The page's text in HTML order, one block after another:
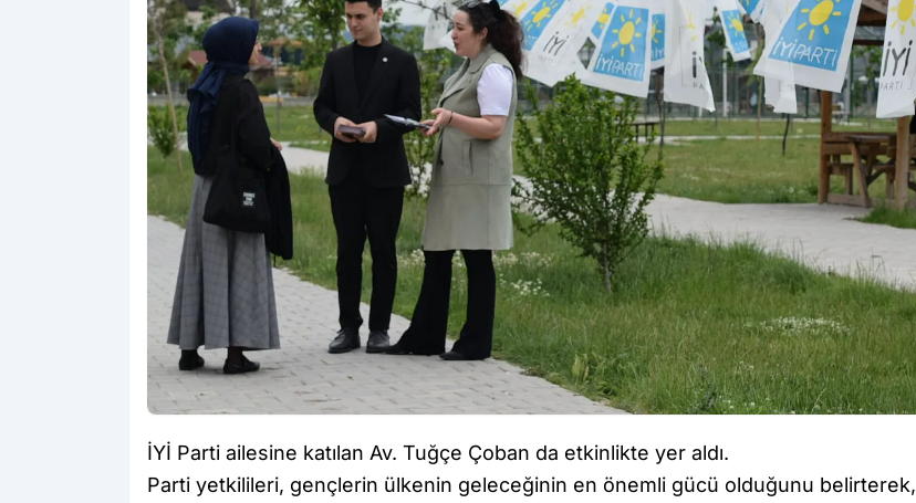
İYİ Parti ailesine katılan Av. Tuğçe Çoban da etkinlikte yer aldı.
Parti yetkilileri, gençlerin ülkenin geleceğinin en önemli gücü olduğunu belirterek,